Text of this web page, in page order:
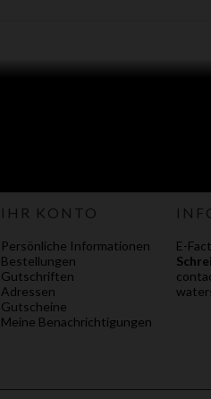
IHR KONTO
Persönliche Informationen
Bestellungen
Gutschriften
Adressen
Gutscheine
Meine Benachrichtigungen
E-